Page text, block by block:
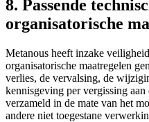
8. Passende
organisatorische
Metanous heeft inzake
organisatorische maatregelen
verlies, de vervalsing, de
kennisgeving per vergissing aan
verzameld in de mate van het
andere niet toegestane